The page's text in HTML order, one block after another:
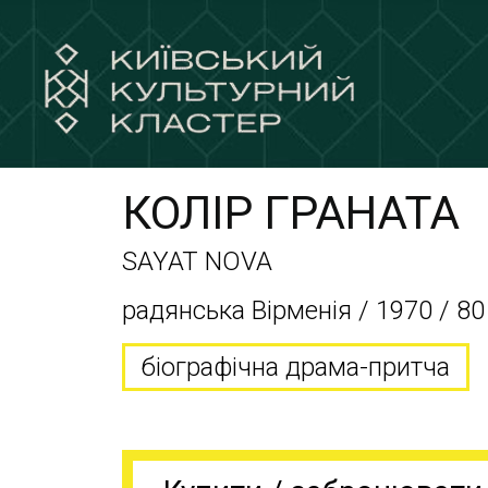
КОЛІР ГРАНАТА
SAYAT NOVA
радянська Вірменія / 1970 /
біографічна драма-притча